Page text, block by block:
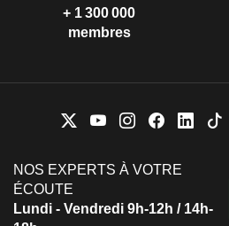
+ 1 300 000
membres
NOS EXPERTS À VOTRE
ÉCOUTE
Lundi - Vendredi 9h-12h / 14h-